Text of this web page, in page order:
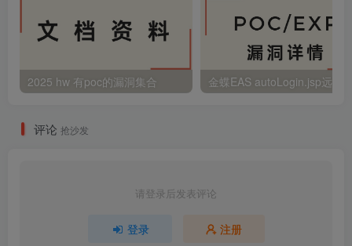
2025 hw 有poc的漏洞集合
评论 抢沙发
请登录后发表评论
登录 注册